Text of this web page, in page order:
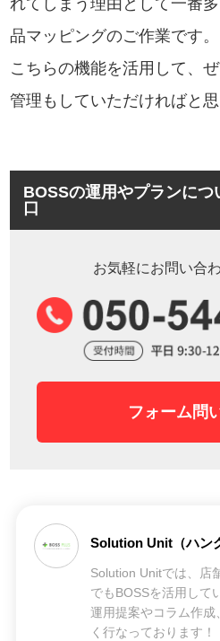
れてしまう理由として一番
品マッピングのご作業です。
こちらの機能を活用して、
管理もしていただければと思
BOSSの運用やプランに
口
お気軽にお問い合
フォーム問
Solution Unit（ハン
Solution Unitでは、店
でもBOSSを活用して
運用提案やコラム作
く行なっております！